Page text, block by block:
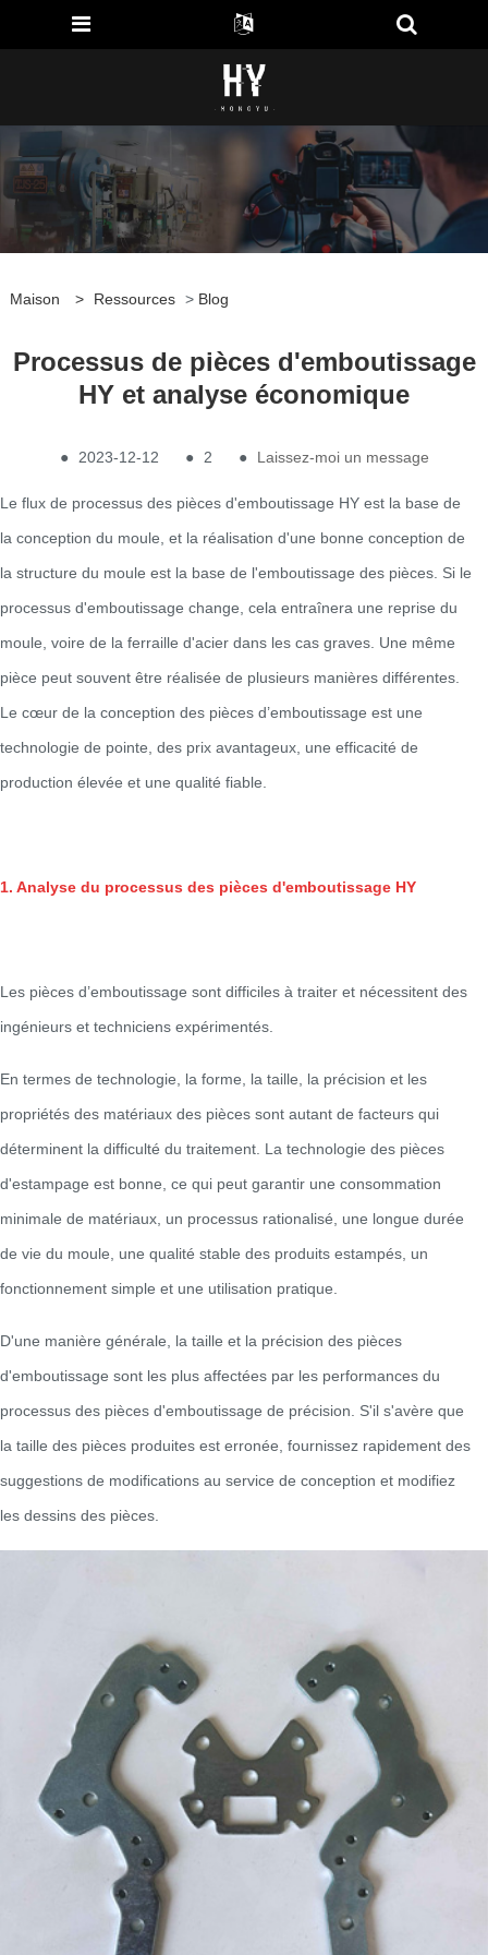
Maison > Ressources > Blog
Processus de pièces d'emboutissage
HY et analyse économique
● 2023-12-12 ● 2 ● Laissez-moi un message
Le flux de processus des pièces d'emboutissage HY est la base de
la conception du moule, et la réalisation d'une bonne conception de
la structure du moule est la base de l'emboutissage des pièces. Si le
processus d'emboutissage change, cela entraînera une reprise du
moule, voire de la ferraille d'acier dans les cas graves. Une même
pièce peut souvent être réalisée de plusieurs manières différentes.
Le cœur de la conception des pièces d’emboutissage est une
technologie de pointe, des prix avantageux, une efficacité de
production élevée et une qualité fiable.
1. Analyse du processus des pièces d'emboutissage HY
Les pièces d’emboutissage sont difficiles à traiter et nécessitent des
ingénieurs et techniciens expérimentés.
En termes de technologie, la forme, la taille, la précision et les
propriétés des matériaux des pièces sont autant de facteurs qui
déterminent la difficulté du traitement. La technologie des pièces
d'estampage est bonne, ce qui peut garantir une consommation
minimale de matériaux, un processus rationalisé, une longue durée
de vie du moule, une qualité stable des produits estampés, un
fonctionnement simple et une utilisation pratique.
D'une manière générale, la taille et la précision des pièces
d'emboutissage sont les plus affectées par les performances du
processus des pièces d'emboutissage de précision. S'il s'avère que
la taille des pièces produites est erronée, fournissez rapidement des
suggestions de modifications au service de conception et modifiez
les dessins des pièces.